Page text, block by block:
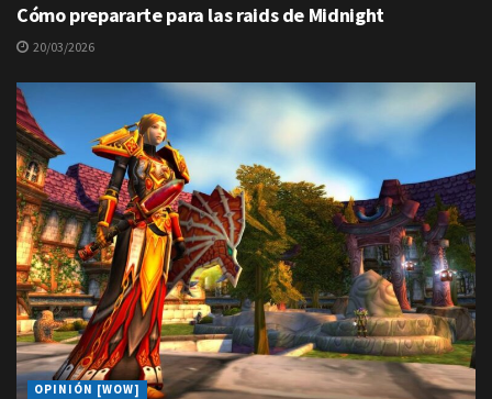
Cómo prepararte para las raids de Midnight
20/03/2026
OPINIÓN [WOW]